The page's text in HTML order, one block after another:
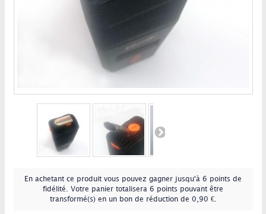
En achetant ce produit vous pouvez gagner jusqu'à 6 points de
fidélité . Votre panier totalisera 6 points pouvant être
transformé(s) en un bon de réduction de 0,90 €.